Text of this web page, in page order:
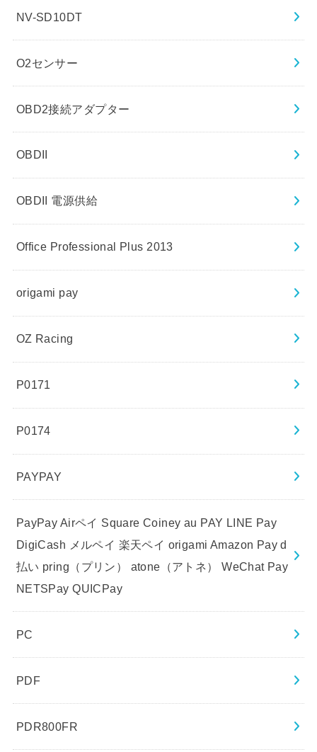
NV-SD10DT
O2センサー
OBD2接続アダプター
OBDII
OBDII 電源供給
Office Professional Plus 2013
origami pay
OZ Racing
P0171
P0174
PAYPAY
PayPay Airペイ Square Coiney au PAY LINE Pay
DigiCash メルペイ 楽天ペイ origami Amazon Pay d
払い pring（プリン） atone（アトネ） WeChat Pay
NETSPay QUICPay
PC
PDF
PDR800FR